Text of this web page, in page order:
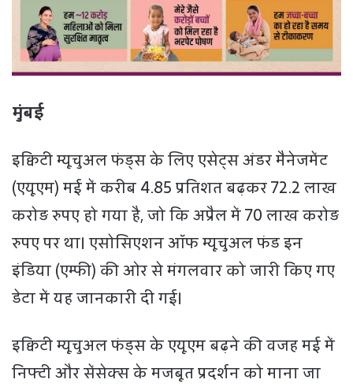
मुंबई
इक्विटी म्यूचुअल फंड्स के लिए एसेट्स अंडर मैनेजमेंट
(एयूएम) मई में करीब 4.85 प्रतिशत बढ़कर 72.2 लाख
करोड़ रुपए हो गया है, जो कि अप्रैल में 70 लाख करोड़
रुपए पर था। एसोसिएशन ऑफ म्यूचुअल फंड इन
इंडिया (एम्फी) की ओर से मंगलवार को जारी किए गए
डेटा में यह जानकारी दी गई।
इक्विटी म्यूचुअल फंड्स के एयूएम बढ़ने की वजह मई में
निफ्टी और सेंसेक्स के मजबूत प्रदर्शन को माना जा